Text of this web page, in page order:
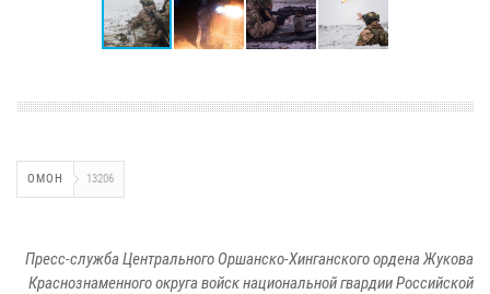
ОМОН 13206
Пресс-служба Центрального Оршанско-Хинганского ордена Жукова
Краснознаменного округа войск национальной гвардии Российской